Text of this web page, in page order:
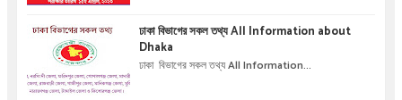
ঢাকা বিভাগের সকল তথ্য All Information about
Dhaka
ঢাকা বিভাগের সকল তথ্য All Information...